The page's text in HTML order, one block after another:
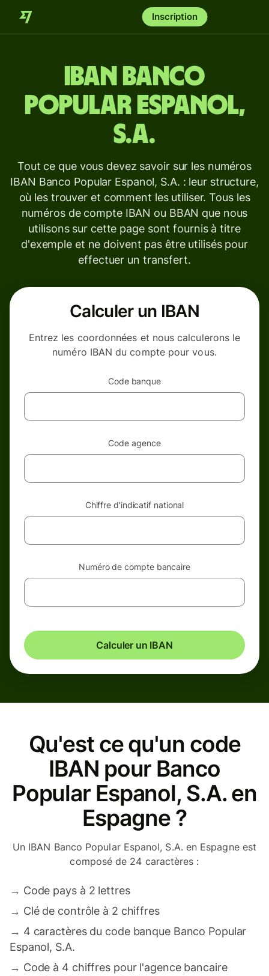
Inscription
IBAN Banco
Popular Espanol,
S.A.
Tout ce que vous devez savoir sur les numéros
IBAN Banco Popular Espanol, S.A. : leur structure,
où les trouver et comment les utiliser. Tous les
numéros de compte IBAN ou BBAN que nous
utilisons sur cette page sont fournis à titre
d'exemple et ne doivent pas être utilisés pour
effectuer un transfert.
Calculer un IBAN
Entrez les coordonnées et nous calculerons le
numéro IBAN du compte pour vous.
Code banque
Code agence
Chiffre d'indicatif national
Numéro de compte bancaire
Calculer un IBAN
Qu'est ce qu'un code
IBAN pour Banco
Popular Espanol, S.A. en
Espagne ?
Un IBAN Banco Popular Espanol, S.A. en Espagne est
composé de 24 caractères :
→ Code pays à 2 lettres
→ Clé de contrôle à 2 chiffres
→ 4 caractères du code banque Banco Popular
Espanol, S.A.
→ Code à 4 chiffres pour l'agence bancaire